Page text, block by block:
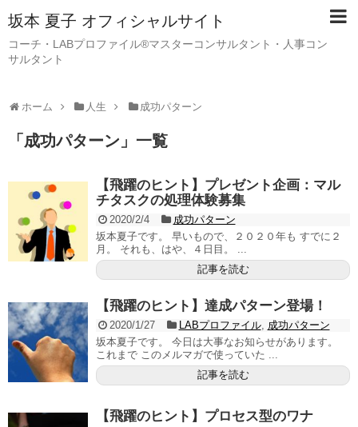
坂本 夏子 オフィシャルサイト
コーチ・LABプロファイル®マスターコンサルタント・人事コン
サルタント
ホーム 人生 成功パターン
「 成功パターン 」 一覧
【飛躍のヒント】プレゼント企画：マル
チタスクの処理体験募集
2020/2/4
成功パターン
坂本夏子です。 早いもので、２０２０年も すでに２
月。 それも、はや、４日目。 ...
記事を読む
【飛躍のヒント】達成パターン登場！
2020/1/27 LABプロファイル, 成功パターン
坂本夏子です。 今日は大事なお知らせがあります。
これまで このメルマガで使っていた ...
記事を読む
【飛躍のヒント】プロセス型のワナ